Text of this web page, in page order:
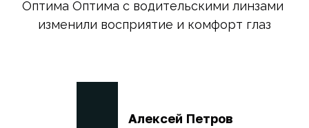
Оптима Оптима с водительскими линзами
изменили восприятие и комфорт глаз
Алексей Петров